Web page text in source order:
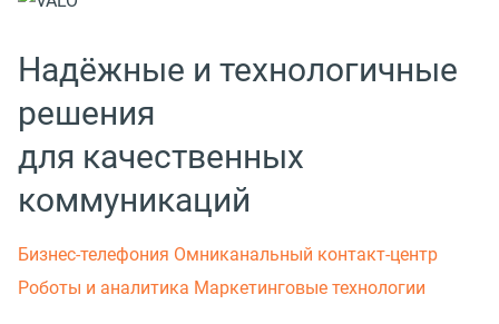
Надёжные и технологичные
решения
для качественных
коммуникаций
Бизнес-телефония Омниканальный контакт-центр
Роботы и аналитика Маркетинговые технологии